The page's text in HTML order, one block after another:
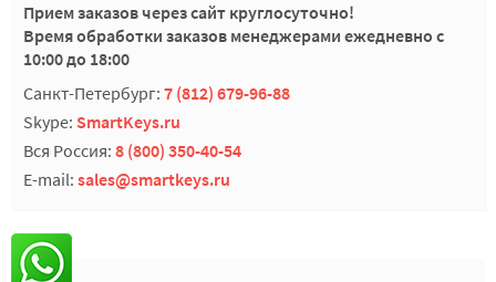
Прием заказов через сайт круглосуточно!
Время обработки заказов менеджерами ежедневно с
10:00 до 18:00
Санкт-Петербург: 7 (812) 679-96-88
Skype: SmartKeys.ru
Вся Россия: 8 (800) 350-40-54
E-mail: sales@smartkeys.ru